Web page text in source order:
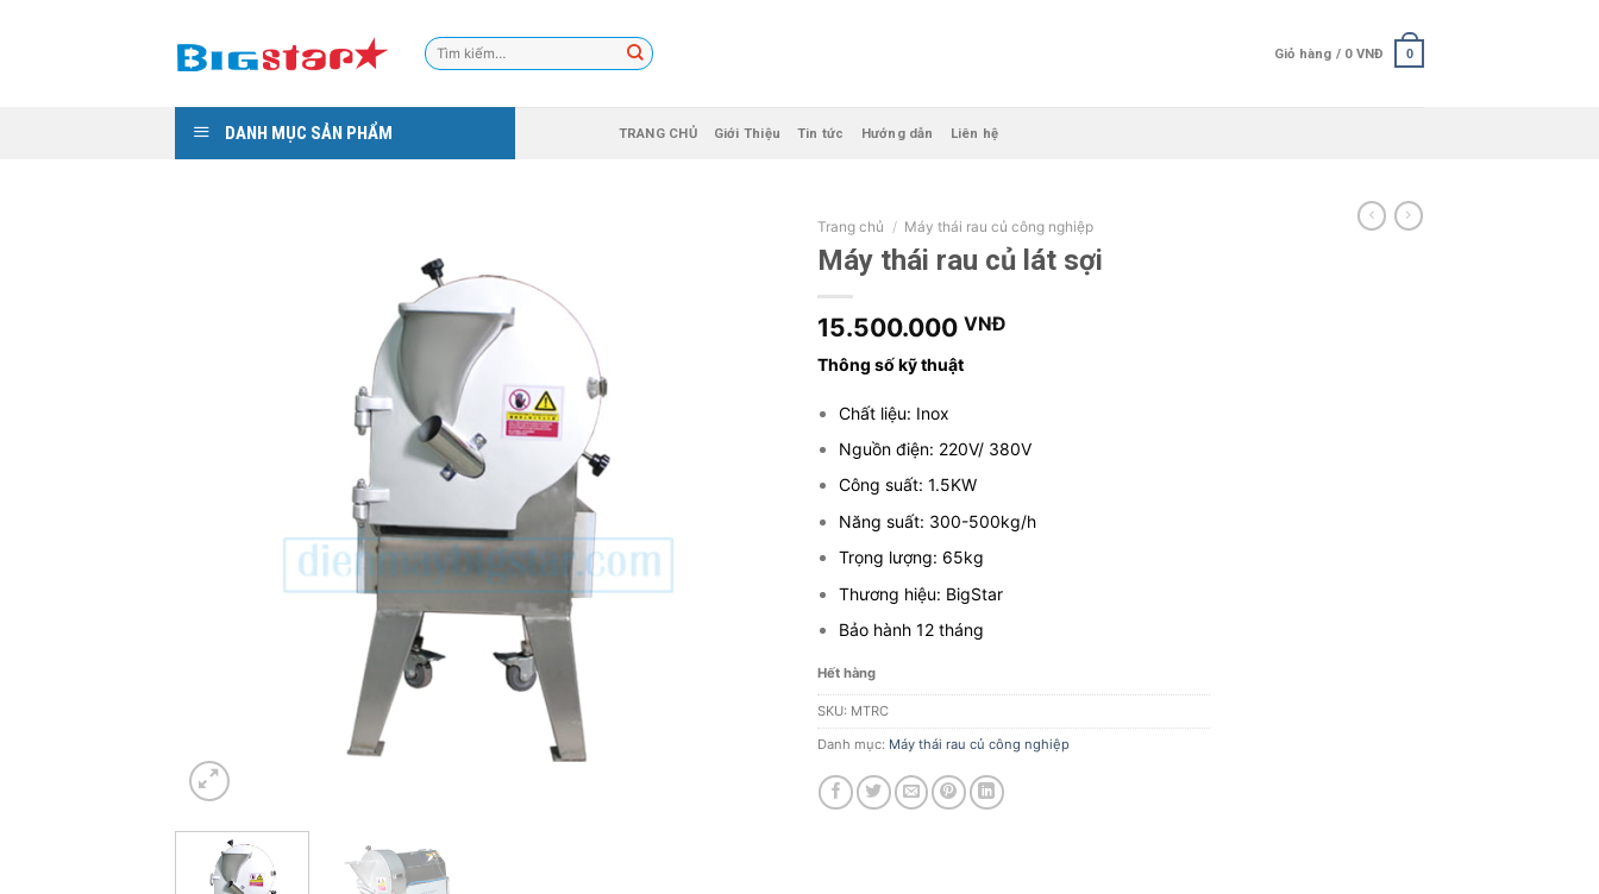
Tìm
kiếm:
Giỏ hàng / 0 VNĐ 0
DANH MỤC SẢN PHẨM TRANG CHỦ Giới Thiệu Tin tức Hướng dẫn Liên hệ
Trang chủ / Máy thái rau củ công nghiệp
Máy thái rau củ lát sợi
15.500.000 VNĐ
Thông số kỹ thuật
Chất liệu: Inox
Nguồn điện: 220V/ 380V
Công suất: 1.5KW
Năng suất: 300-500kg/h
Trọng lượng: 65kg
Thương hiệu: BigStar
Bảo hành 12 tháng
Hết hàng
SKU: MTRC
Danh mục: Máy thái rau củ công nghiệp